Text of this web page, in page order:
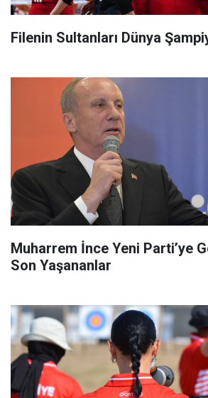
Filenin Sultanları Dünya
Muharrem İnce Yeni Parti’ye
Son Yaşananlar